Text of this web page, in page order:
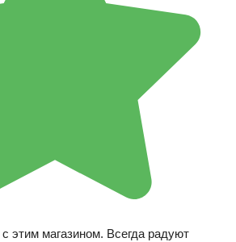
этим магазином. Всегда радуют